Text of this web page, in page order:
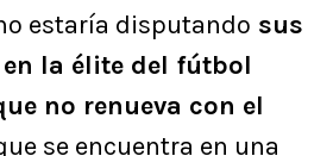
estaría disputando sus
la élite del fútbol
no renueva con el
se encuentra en una